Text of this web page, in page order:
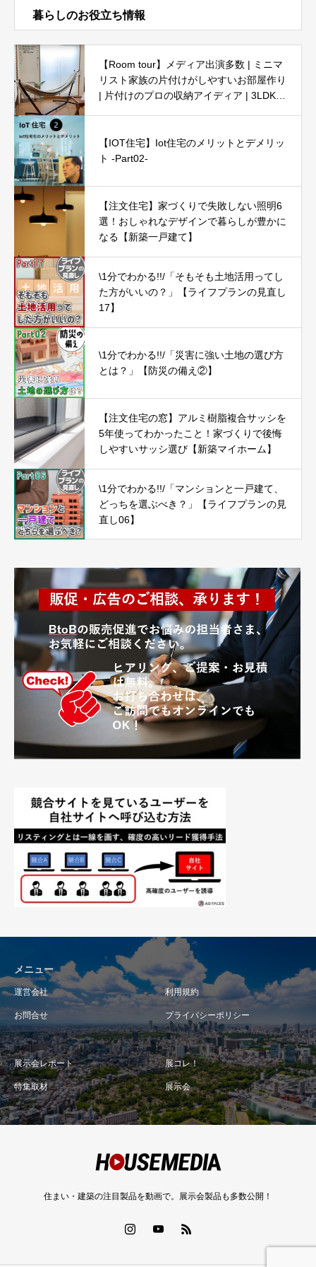
暮らしのお役立ち情報
【Room tour】メディア出演多数 | ミニマ
リスト家族の片付けがしやすいお部屋作り
| 片付けのプロの収納アイディア | 3LDK5
【IOT住宅】Iot住宅のメリットとデメリッ
ト -Part02-
【注文住宅】家づくりで失敗しない照明6
選！おしゃれなデザインで暮らしが豊かに
なる【新築一戸建て】
\1分でわかる!!/「そもそも土地活用ってし
た方がいいの？」【ライフプランの見直し
17】
\1分でわかる!!/「災害に強い土地の選び方
とは？」【防災の備え②】
【注文住宅の窓】アルミ樹脂複合サッシを
5年使ってわかったこと！家づくりで後悔
しやすいサッシ選び【新築マイホーム】
\1分でわかる!!/「マンションと一戸建て、
どっちを選ぶべき？」【ライフプランの見
直し06】
メニュー
運営会社 利用規約
お問合せ プライバシーポリシー
展示会レポート 展コレ！
特集取材 展示会
住まい・建築の注目製品を動画で。展示会製品も多数公開！